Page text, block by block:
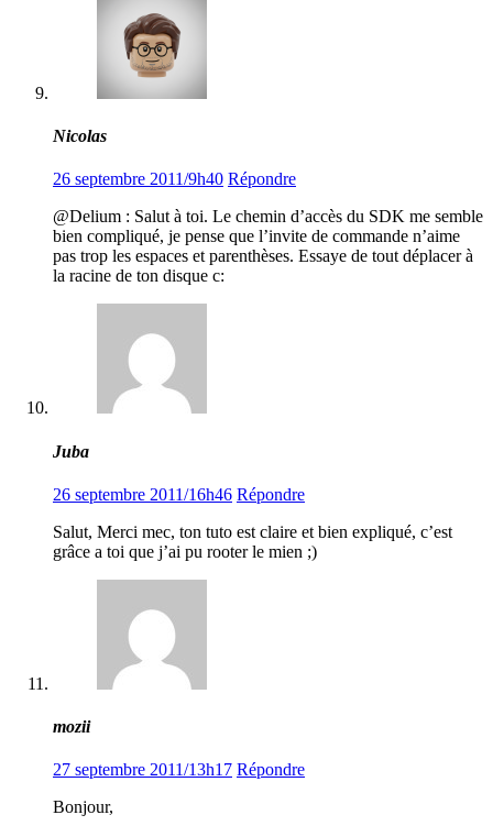
Nicolas
26 septembre 2011/9h40 Répondre
@Delium : Salut à toi. Le chemin d’accès du SDK me semble
bien compliqué, je pense que l’invite de commande n’aime
pas trop les espaces et parenthèses. Essaye de tout déplacer à
la racine de ton disque c:
Juba
26 septembre 2011/16h46 Répondre
Salut, Merci mec, ton tuto est claire et bien expliqué, c’est
grâce a toi que j’ai pu rooter le mien ;)
mozii
27 septembre 2011/13h17 Répondre
Bonjour,